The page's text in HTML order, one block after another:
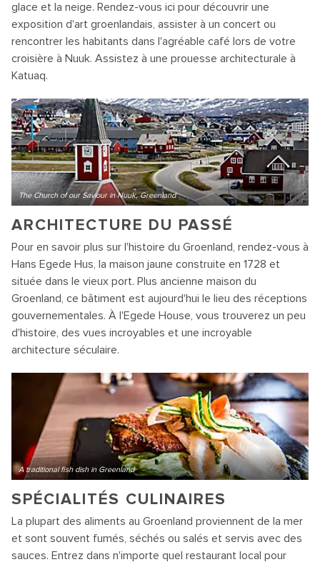
glace et la neige. Rendez-vous ici pour découvrir une
exposition d'art groenlandais, assister à un concert ou
rencontrer les habitants dans l'agréable café lors de votre
croisière à Nuuk. Assistez à une prouesse architecturale à
Katuaq.
The Church of our Saviour in Nuuk, Greenland
ARCHITECTURE DU PASSÉ
Pour en savoir plus sur l'histoire du Groenland, rendez-vous à
Hans Egede Hus, la maison jaune construite en 1728 et
située dans le vieux port. Plus ancienne maison du
Groenland, ce bâtiment est aujourd'hui le lieu des réceptions
gouvernementales. À l'Egede House, vous trouverez un peu
d'histoire, des vues incroyables et une incroyable
architecture séculaire.
A traditional fish dish in Greenland
SPÉCIALITÉS CULINAIRES
La plupart des aliments au Groenland proviennent de la mer
et sont souvent fumés, séchés ou salés et servis avec des
sauces. Entrez dans n'importe quel restaurant local pour